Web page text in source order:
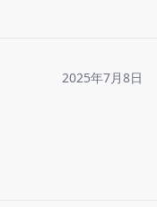
2025年7月8日